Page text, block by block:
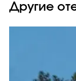
Другие